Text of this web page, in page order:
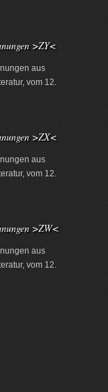
>ZY<
aus
vom 12.
>ZX<
aus
vom 12.
>ZW<
aus
vom 12.